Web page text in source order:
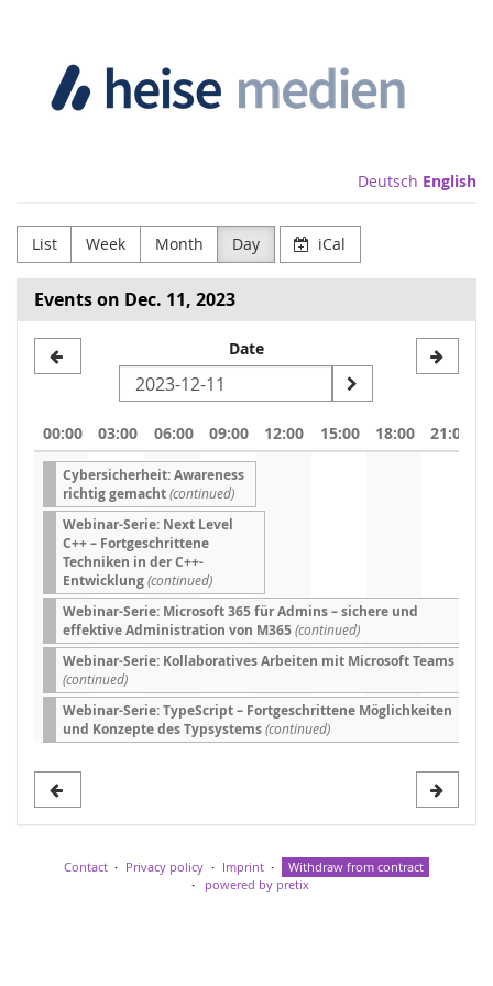
content
Medien
Co.
KG
Deutsch English
List Week Month Day iCal
Events on Dec. 11, 2023
to
display
Date
00:00 03:00 06:00 09:00 12:00 15:00 18:00 21:00
Cybersicherheit: Awareness
richtig gemacht(continued)
Webinar-Serie: Next Level
C++ – Fortgeschrittene
Techniken in der C++-
Entwicklung(continued)
Webinar-Serie: Microsoft 365 für Admins – sichere und
effektive Administration von M365(continued)
Webinar-Serie: Kollaboratives Arbeiten mit Microsoft Teams
(continued)
Webinar-Serie: TypeScript – Fortgeschrittene Möglichkeiten
und Konzepte des Typsystems(continued)
Contact Privacy policy Imprint
Withdraw from contract
powered by pretix